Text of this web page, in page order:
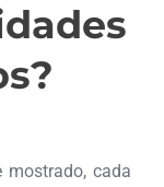
mostrado, cada